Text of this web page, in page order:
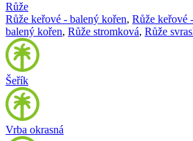
Růže
Růže keřové - balený kořen, Růže keřové
balený kořen, Růže stromková, Růže
Šeřík
Vrba okrasná